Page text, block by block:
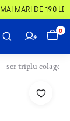
MARI DE 190 LEI
0
– ser triplu colagen